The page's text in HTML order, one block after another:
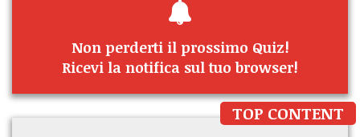
Non perderti il prossimo Quiz!
Ricevi la notifica sul tuo browser!
TOP CONTENT